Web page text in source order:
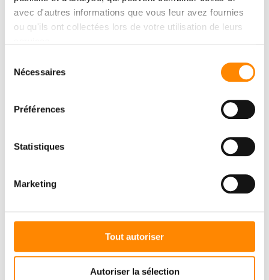
avec d'autres informations que vous leur avez fournies
ou qu'ils ont collectées lors de votre utilisation de leurs
Nécessaires
Préférences
Statistiques
Marketing
Tout autoriser
Autoriser la sélection